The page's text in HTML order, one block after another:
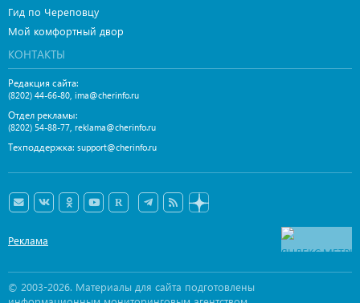
Гид по Череповцу
Мой комфортный двор
КОНТАКТЫ
Редакция сайта:
(8202) 44-66-80 ima@cherinfo.ru
Отдел рекламы:
(8202) 54-88-77 reklama@cherinfo.ru
Техподдержка: support@cherinfo.ru
Реклама
© 2003-2026. Материалы для сайта подготовлены